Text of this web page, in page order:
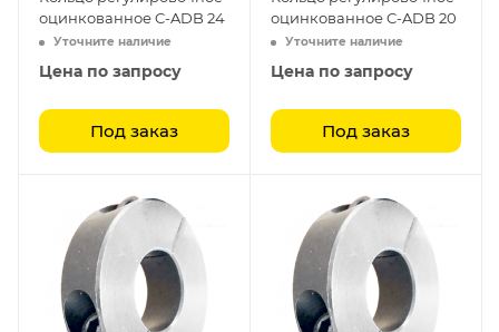
оцинкованное C-ADB 24
Уточните наличие
Цена по запросу
Под заказ
оцинкованное C-ADB 20
Уточните наличие
Цена по запросу
Под заказ